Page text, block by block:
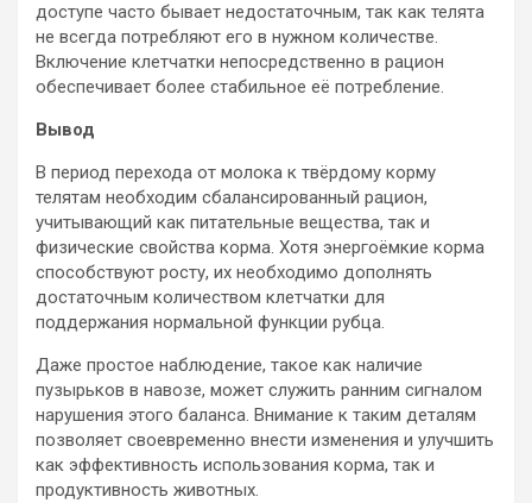
доступе часто бывает недостаточным, так как телята
не всегда потребляют его в нужном количестве.
Включение клетчатки непосредственно в рацион
обеспечивает более стабильное её потребление.
Вывод
В период перехода от молока к твёрдому корму
телятам необходим сбалансированный рацион,
учитывающий как питательные вещества, так и
физические свойства корма. Хотя энергоёмкие корма
способствуют росту, их необходимо дополнять
достаточным количеством клетчатки для
поддержания нормальной функции рубца.
Даже простое наблюдение, такое как наличие
пузырьков в навозе, может служить ранним сигналом
нарушения этого баланса. Внимание к таким деталям
позволяет своевременно внести изменения и улучшить
как эффективность использования корма, так и
продуктивность животных.